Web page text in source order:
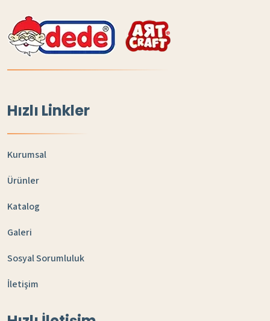
Hızlı Linkler
Kurumsal
Ürünler
Katalog
Galeri
Sosyal Sorumluluk
İletişim